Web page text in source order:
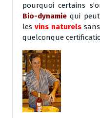
pourquoi certains
Bio-dynamie qui
les vins naturels
quelconque